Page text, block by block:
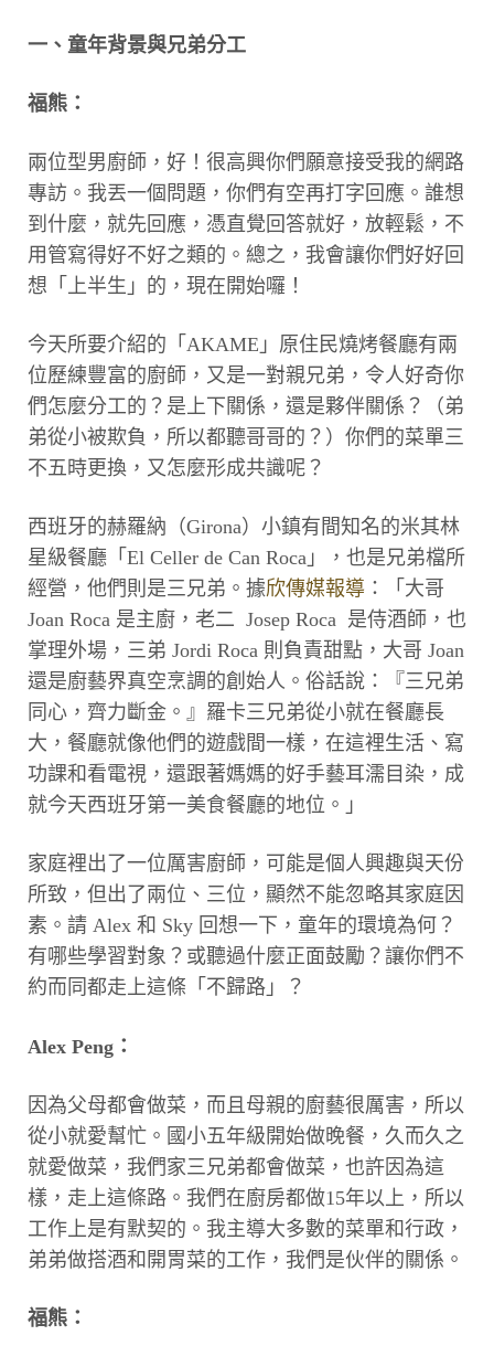
一、童年背景與兄弟分工
福熊：
兩位型男廚師，好！很高興你們願意接受我的網路
專訪。我丟一個問題，你們有空再打字回應。誰想
到什麼，就先回應，憑直覺回答就好，放輕鬆，不
用管寫得好不好之類的。總之，我會讓你們好好回
想「上半生」的，現在開始囉！
今天所要介紹的「AKAME」原住民燒烤餐廳有兩
位歷練豐富的廚師，又是一對親兄弟，令人好奇你
們怎麼分工的？是上下關係，還是夥伴關係？（弟
弟從小被欺負，所以都聽哥哥的？）你們的菜單三
不五時更換，又怎麼形成共識呢？
西班牙的赫羅納（Girona）小鎮有間知名的米其林
星級餐廳「El Celler de Can Roca」，也是兄弟檔所
經營，他們則是三兄弟。據欣傳媒報導 ：「大哥
Joan Roca 是主廚，老二 Josep Roca 是侍酒師，也
掌理外場，三弟 Jordi Roca 則負責甜點，大哥 Joan
還是廚藝界真空烹調的創始人。俗話說：『三兄弟
同心，齊力斷金。』羅卡三兄弟從小就在餐廳長
大，餐廳就像他們的遊戲間一樣，在這裡生活、寫
功課和看電視，還跟著媽媽的好手藝耳濡目染，成
就今天西班牙第一美食餐廳的地位。」
家庭裡出了一位厲害廚師，可能是個人興趣與天份
所致，但出了兩位、三位，顯然不能忽略其家庭因
素。請 Alex 和 Sky 回想一下，童年的環境為何？
有哪些學習對象？或聽過什麼正面鼓勵？讓你們不
約而同都走上這條「不歸路」？
Alex Peng：
因為父母都會做菜，而且母親的廚藝很厲害，所以
從小就愛幫忙。國小五年級開始做晚餐，久而久之
就愛做菜，我們家三兄弟都會做菜，也許因為這
樣，走上這條路。我們在廚房都做15年以上，所以
工作上是有默契的。我主導大多數的菜單和行政，
弟弟做搭酒和開胃菜的工作，我們是伙伴的關係。
福熊：